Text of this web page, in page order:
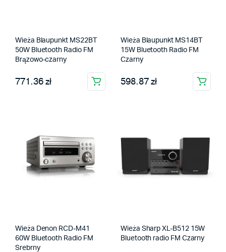
Wieża Blaupunkt MS22BT
50W Bluetooth Radio FM
Brązowo-czarny
771.36 zł
Wieża Blaupunkt MS14BT
15W Bluetooth Radio FM
Czarny
598.87 zł
Wieża Denon RCD-M41
60W Bluetooth Radio FM
Srebrny
Wieża Sharp XL-B512 15W
Bluetooth radio FM Czarny